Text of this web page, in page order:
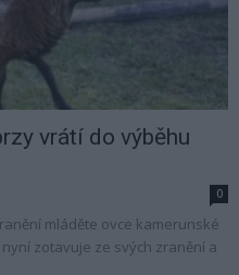
vrátí do výběhu
0
mláděte ovce kamerunské
zotavuje ze svých zranění a